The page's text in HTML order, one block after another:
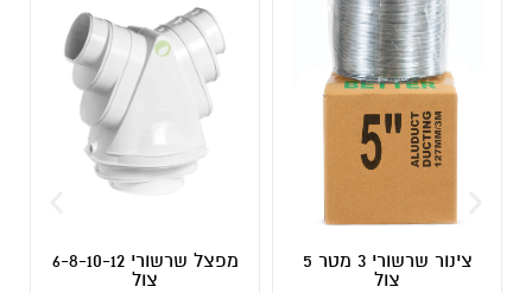
צינור שרשורי 3 מטר 5
צול
מפצל שרשורי 6-8-10-12
צול